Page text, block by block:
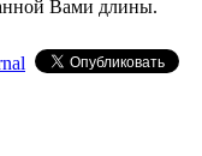
Вами длины.